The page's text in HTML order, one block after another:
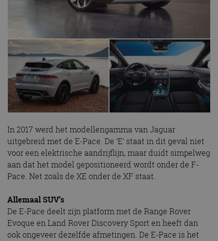
In 2017 werd het modellengamma van Jaguar
uitgebreid met de E-Pace. De ‘E’ staat in dit geval niet
voor een elektrische aandrijflijn, maar duidt simpelweg
aan dat het model gepositioneerd wordt onder de F-
Pace. Net zoals de XE onder de XF staat.
Allemaal SUV’s
De E-Pace deelt zijn platform met de Range Rover
Evoque en Land Rover Discovery Sport en heeft dan
ook ongeveer dezelfde afmetingen. De E-Pace is het